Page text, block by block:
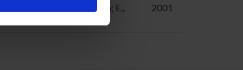
Bellin, Gianluigi; V., De Paiva; E.,
2001